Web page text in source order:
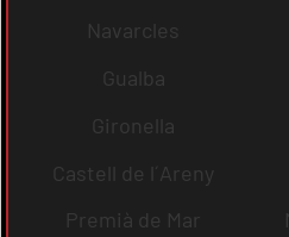
Navarcles
Gualba
Gironella
Castell de l´Areny
Premià de Mar